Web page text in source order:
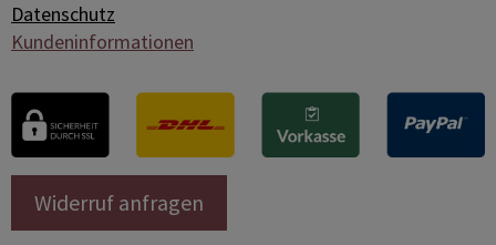
Datenschutz
Kundeninformationen
Widerruf anfragen